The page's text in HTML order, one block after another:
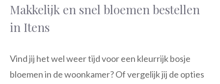
Makkelijk en snel bloemen bestellen
in Itens
Vind jij het wel weer tijd voor een kleurrijk bosje
bloemen in de woonkamer? Of vergelijk jij de opties